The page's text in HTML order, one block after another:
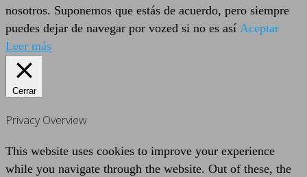
nosotros. Suponemos que estás de acuerdo, pero siempre
puedes dejar de navegar por vozed si no es así Aceptar
Leer más
Cerrar
Privacy Overview
This website uses cookies to improve your experience
while you navigate through the website. Out of these, the